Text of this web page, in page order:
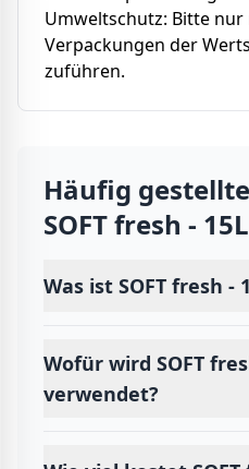
Umweltschutz: Bitte
Verpackungen der
zuführen.
Häufig
SOFT fresh - 15L
Was ist SOFT fresh -
Wofür wird SOFT
verwendet?